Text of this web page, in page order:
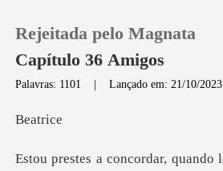
Loja
Rejeitada pelo Magnata
Capítulo 36 Amigos
Palavras: 1101 |Lançado em: 21/10/2023
at